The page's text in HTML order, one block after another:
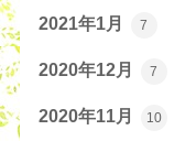
2021年1月 7
2020年12月 7
2020年11月 10